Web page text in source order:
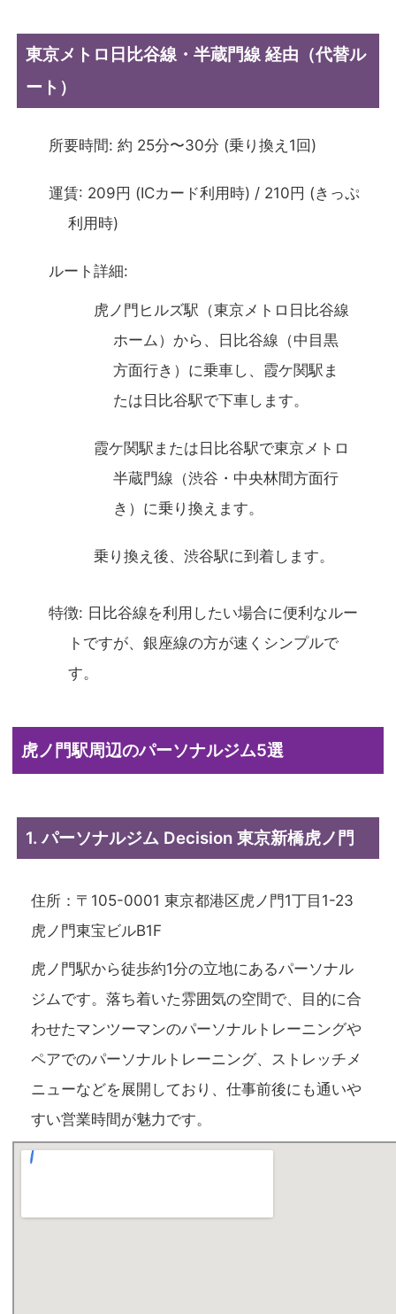
東京メトロ日比谷線・半蔵門線 経由（代替ル
ート）
所要時間: 約 25分〜30分 (乗り換え1回)
運賃: 209円 (ICカード利用時) / 210円 (きっぷ
利用時)
ルート詳細:
虎ノ門ヒルズ駅（東京メトロ日比谷線
ホーム）から、日比谷線（中目黒
方面行き）に乗車し、霞ケ関駅ま
たは日比谷駅で下車します。
霞ケ関駅または日比谷駅で東京メトロ
半蔵門線（渋谷・中央林間方面行
き）に乗り換えます。
乗り換え後、渋谷駅に到着します。
特徴: 日比谷線を利用したい場合に便利なルー
トですが、銀座線の方が速くシンプルで
す。
虎ノ門駅周辺のパーソナルジム5選
1. パーソナルジム Decision 東京新橋虎ノ門
住所：〒105-0001 東京都港区虎ノ門1丁目1-23
虎ノ門東宝ビルB1F
虎ノ門駅から徒歩約1分の立地にあるパーソナル
ジムです。落ち着いた雰囲気の空間で、目的に合
わせたマンツーマンのパーソナルトレーニングや
ペアでのパーソナルトレーニング、ストレッチメ
ニューなどを展開しており、仕事前後にも通いや
すい営業時間が魅力です。